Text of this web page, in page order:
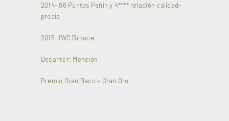
2014- 88 Puntos Peñín y 4**** relación calidad-
precio
2015- IWC Bronce
Decanter: Mención
Premio Gran Baco – Gran Oro